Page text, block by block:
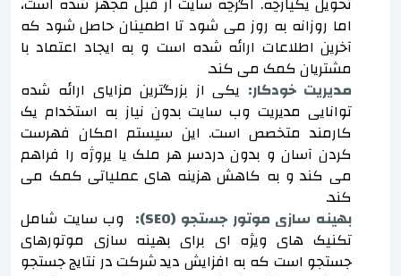
اما روزانه به روز می شود تا اطمینان حاصل شود که
آخرین اطلاعات ارائه شده است و به ایجاد اعتماد با
مشتریان کمک می کند.
مدیریت خودکار: یکی از بزرگترین مزایای ارائه شده
توانایی مدیریت وب سایت بدون نیاز به استخدام یک
کارمند متخصص است. این سیستم امکان فهرست
کردن آسان و بدون دردسر هر ملک یا پروژه را فراهم
می کند و به کاهش هزینه های عملیاتی کمک می
کند.
بهینه سازی موتور جستجو (SEO):
وب سایت شامل
تکنیک های ویژه ای برای بهینه سازی موتورهای
جستجو است که به افزایش دید شرکت در نتایج جستجو